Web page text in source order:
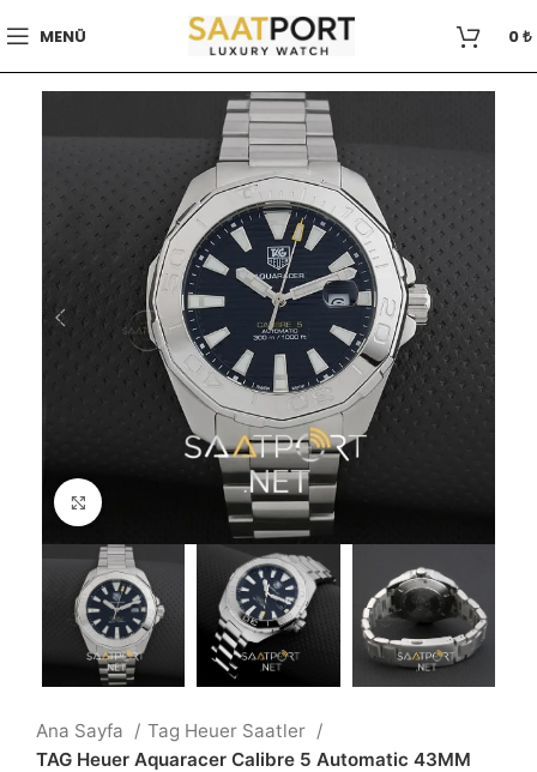
MENÜ 0₺
Büyütmek için tıklayın
Ana Sayfa
Tag Heuer Saatler
TAG Heuer Aquaracer Calibre 5 Automatic 43MM